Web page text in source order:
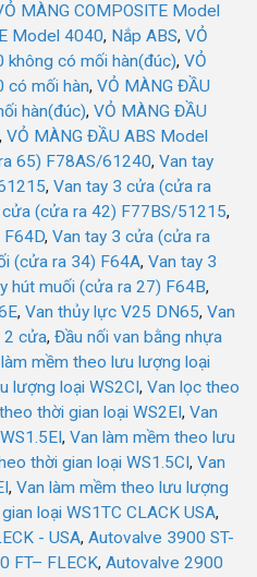
MÀNG COMPOSITE Model
Model 4040, Nắp ABS, VỎ
không có mối hàn(đúc), VỎ
có mối hàn, VỎ MÀNG ĐẦU
hàn(đúc), VỎ MÀNG ĐẦU
, VỎ MÀNG ĐẦU ABS Model
65) F78AS/61240, Van tay
, Van tay 3 cửa (cửa ra
cửa (cửa ra 42) F77BS/51215,
F64D, Van tay 3 cửa (cửa ra
(cửa ra 34) F64A, Van tay 3
hút muối (cửa ra 27) F64B,
, Van thủy lực V25 DN65, Van
2 cửa, Đầu nối van bằng nhựa
mềm theo lưu lượng loại
lượng loại WS2CI , Van lọc theo
thời gian loại WS2EI , Van
, Van làm mềm theo lưu
thời gian loại WS1.5CI , Van
, Van làm mềm theo lưu lượng
loại WS1TC CLACK USA,
- USA, Autovalve 3900 ST-
FT– FLECK, Autovalve 2900